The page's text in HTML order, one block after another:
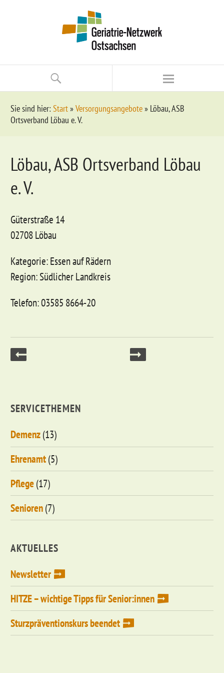
Sie sind hier: Start»Versorgungsangebote» Löbau, ASB
Ortsverband Löbau e. V.
Löbau, ASB Ortsverband Löbau
e. V.
Güterstraße 14
02708 Löbau
Kategorie: Essen auf Rädern
Region: Südlicher Landkreis
Telefon: 03585 8664-20
SERVICETHEMEN
Demenz(13)
Ehrenamt(5)
Pflege(17)
Senioren(7)
AKTUELLES
Newsletter
HITZE – wichtige Tipps für Senior:innen
Sturzpräventionskurs beendet